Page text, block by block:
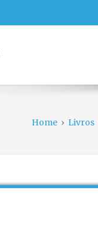
Home › Livros